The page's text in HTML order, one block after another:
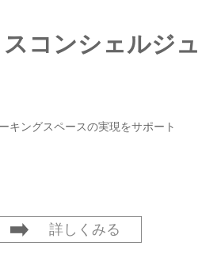
コンシェルジュ
キングスペースの実現をサポート
詳しくみる